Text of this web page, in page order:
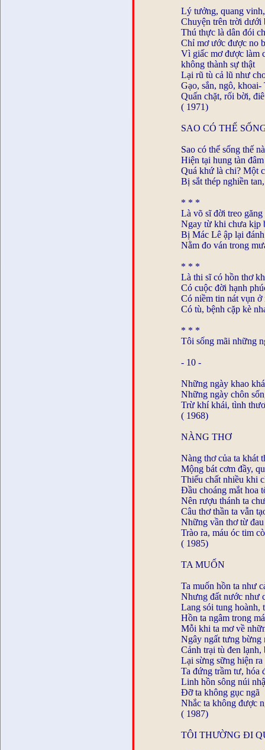
Lý tưởng, quang
Chuyện trên trời dưới
Thú thực là dân đói
Chỉ mơ ước được no
Vì giấc mơ được làm
không thành sự thật
Lại rũ tù cả lũ như
Gạo, sắn, ngô,
Quấn chặt, rối bời,
( 1971)
SAO CÓ THỂ
Sao có thể sống thế
Hiện tại hung tàn
Quá khứ là chi? Một
Bị sắt thép nghiền
* * *
Là võ sĩ đời treo găng
Ngay từ khi chưa kịp
Bị Mác Lê ập lại
Nằm đo ván trong
* * *
Là thi sĩ có hồn thơ
Có cuộc đời hạnh
Có niềm tin nát vụn ở
Có tù, bệnh cặp kè
* * *
Tôi sống mãi những
- 10 -
Những ngày khao
Những ngày chôn
Trừ khí khái, tình
( 1968)
NÀNG THƠ
Nàng thơ của ta khát
Mộng bát cơm đầy,
Thiếu chất nhiều khi
Đầu choáng mắt hoa
Nên rượu thánh ta
Câu thơ thần ta vẫn
Những vần thơ từ
Trào ra, máu óc tim
( 1985)
TA MUỐN
Ta muốn hồn ta như
Nhưng đất nước như
Lang sói tung hoành,
Hồn ta ngâm trong
Mỗi khi ta mơ về
Ngây ngất tưng bừng
Cảnh trại tù đen lạnh,
Lại sừng sững hiện ra
Ta đứng trầm tư, hóa
Linh hồn sông núi
Đỡ ta không gục ngã
Nhắc ta không được
( 1987)
TÔI THƯỜNG ĐI